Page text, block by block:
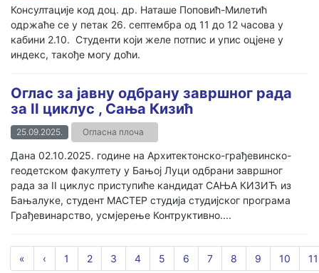
Консултације код доц. др. Наташе Поповић-Милетић
одржаће се у петак 26. септембра од 11 до 12 часова у
кабини 2.10. Студенти који желе потпис и упис оцјене у
индекс, такође могу доћи.
Оглас за јавну одбрану завршног рада
за II циклус , Сања Кизић
25.09.2025. Огласна плоча
Дана 02.10.2025. године на Архитектонско-грађевинско-
геодетском факултету у Бањој Луци одбрани завршног
рада за II циклус приступиће кандидат САЊА КИЗИЋ из
Бањалуке, студент МАСТЕР студија студијског програма
Грађевинарство, усмјерење Контруктивно....
« ‹ 1 2 3 4 5 6 7 8 9 10 11